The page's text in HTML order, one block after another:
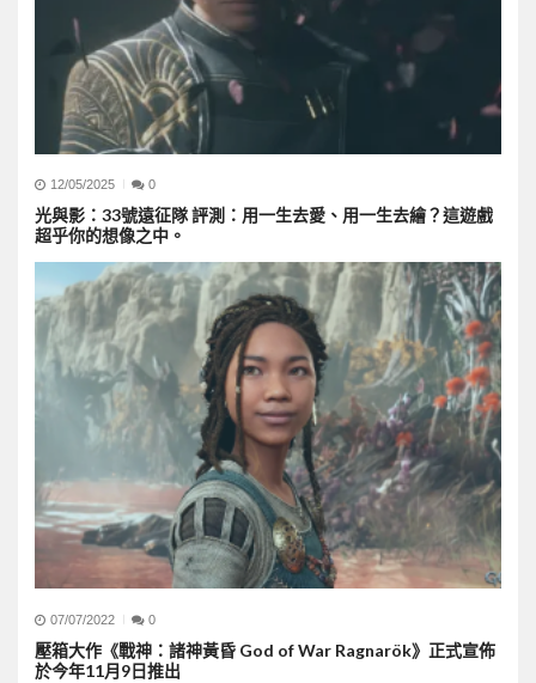
12/05/2025 0
光與影：33號遠征隊 評測：用一生去愛、用一生去繪？這遊戲
超乎你的想像之中。
07/07/2022 0
壓箱大作《戰神：諸神黃昏 God of War Ragnarök》正式宣佈
於今年11月9日推出